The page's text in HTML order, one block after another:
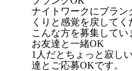
ナイトワークにブラン
くりと感覚を戻してく
こんな方を募集してい
お友達と一緒OK
1人だとちょっと寂し
達とご応募OKです。